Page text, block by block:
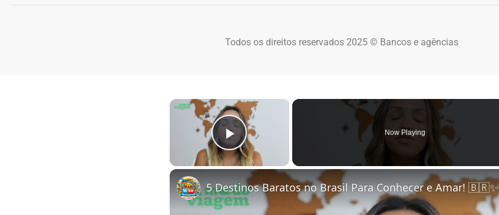
Todos os direitos reservados 2025 © Bancos e agências
×
Play Video
Now Playing
5 Destinos Baratos no Brasil Para Conhecer e Amar! 🇧🇷✨